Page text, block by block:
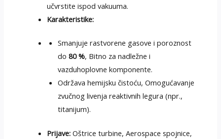
učvrstite ispod vakuuma.
Karakteristike:
Smanjuje rastvorene gasove i poroznost
do80 %, Bitno za nadležne i
vazduhoplovne komponente.
Održava hemijsku čistoću, Omogućavanje
zvučnog livenja reaktivnih legura (npr.,
titanijum).
Prijave: Oštrice turbine, Aerospace spojnice,